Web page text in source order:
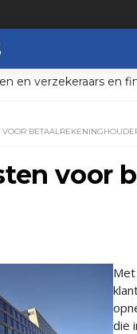
en verzekeraars en
VOOR
voor
die